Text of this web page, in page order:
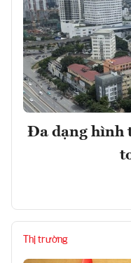
Đa dạng hình
Thị trường